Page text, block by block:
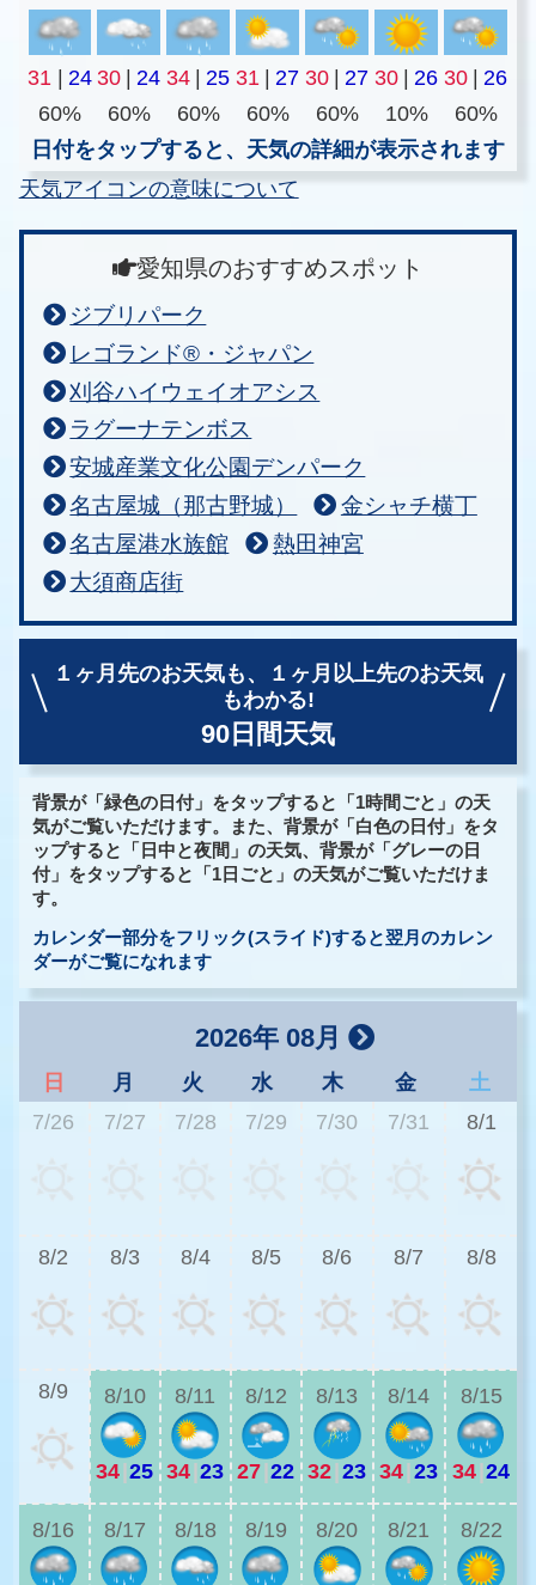
31 | 24 30 | 24 34 | 25 31 | 27 30 | 27 30 | 26 30 | 26
60%
60% 60% 60% 60% 10%
60%
日付をタップすると、天気の詳細が表示されます
天気アイコンの意味について
愛知県のおすすめスポット
ジブリパーク
レゴランド®・ジャパン
刈谷ハイウェイオアシス
ラグーナテンボス
安城産業文化公園デンパーク
名古屋城（那古野城）
金シャチ横丁
名古屋港水族館
熱田神宮
大須商店街
１ヶ月先のお天気も、
１ヶ月以上先のお天気
もわかる!
90日間天気
背景が「緑色の日付」をタップすると「1時間ごと」の天
気がご覧いただけます。また、背景が「白色の日付」をタ
ップすると「日中と夜間」の天気、背景が「グレーの日
付」をタップすると「1日ごと」の天気がご覧いただけま
す。
カレンダー部分をフリック(スライド)すると翌月のカレン
ダーがご覧になれます
2026年 08月
日 月 火 水 木 金
土
7/26
7/27 7/28 7/29 7/30 7/31 8/1
8/2 8/3 8/4 8/5 8/6 8/7 8/8
8/9 8/10
34|25
8/11
34|23
8/12
27|22
8/13
32|23
8/14
34|23
8/15
34|24
8/16 8/17 8/18 8/19 8/20 8/21 8/22